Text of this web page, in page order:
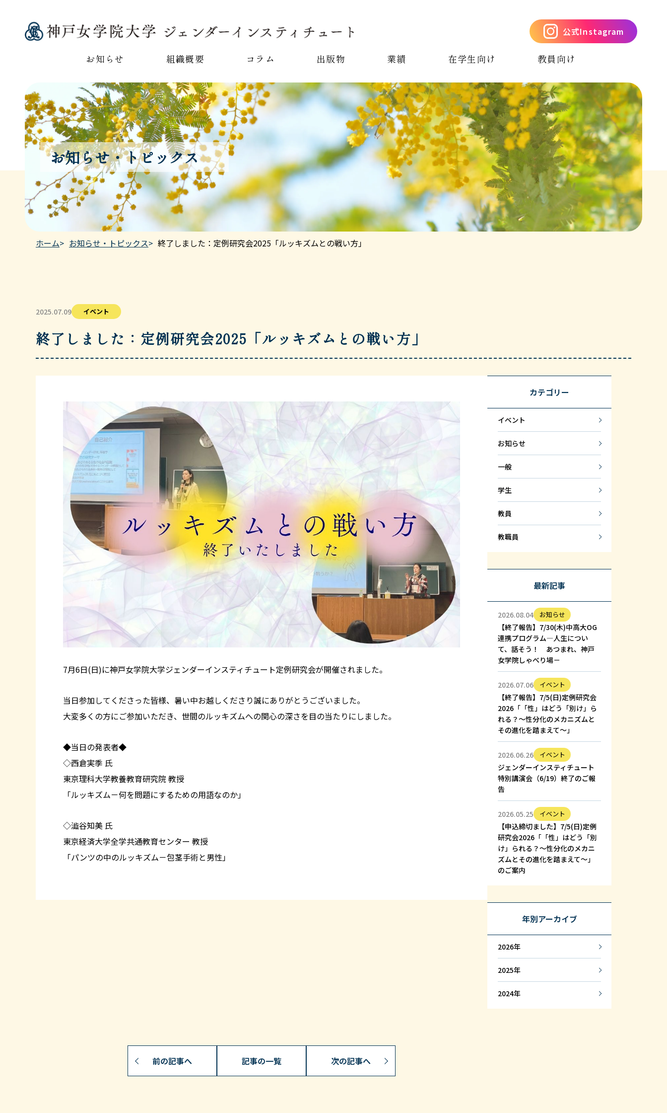
公式Instagram
お知らせ 組織概要 コラム 出版物 業績 在学生向け 教員向け
お知らせ・トピックス
ホーム お知らせ・トピックス 終了しました：定例研究会2025「ルッキズムとの戦い方」
2025.07.09 イベント
終了しました：定例研究会2025「ルッキズムとの戦い方」
7月6日(日)に神戸女学院大学ジェンダーインスティチュート定例研究会が開催されました。
当日参加してくださった皆様、暑い中お越しくださり誠にありがとうございました。
大変多くの方にご参加いただき、世間のルッキズムへの関心の深さを目の当たりにしました。
◆当日の発表者◆
◇西倉実季 氏
東京理科大学教養教育研究院 教授
「ルッキズム－何を問題にするための用語なのか」
◇澁谷知美 氏
東京経済大学全学共通教育センター 教授
「パンツの中のルッキズム－包茎手術と男性」
カテゴリー
イベント
お知らせ
一般
学生
教員
教職員
最新記事
2026.08.04 お知らせ
【終了報告】7/30(木)中高大OG
連携プログラム—人生につい
て、話そう！ あつまれ、神戸
女学院しゃべり場－
2026.07.06 イベント
【終了報告】7/5(日)定例研究会
2026「「性」はどう「別け」ら
れる？～性分化のメカニズムと
その進化を踏まえて～」
2026.06.26 イベント
ジェンダーインスティチュート
特別講演会（6/19）終了のご報
告
2026.05.25 イベント
【申込締切ました】7/5(日)定例
研究会2026「「性」はどう「別
け」られる？～性分化のメカニ
ズムとその進化を踏まえて～」
のご案内
年別アーカイブ
2026
2025
2024
前の記事へ 記事の一覧 次の記事へ